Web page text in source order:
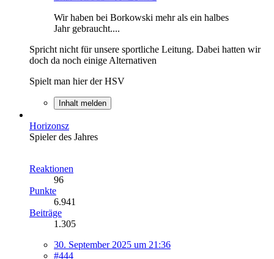
Wir haben bei Borkowski mehr als ein halbes
Jahr gebraucht....
Spricht nicht für unsere sportliche Leitung. Dabei hatten wir
doch da noch einige Alternativen
Spielt man hier der HSV
Inhalt melden
Horizonsz
Spieler des Jahres
Reaktionen
96
Punkte
6.941
Beiträge
1.305
30. September 2025 um 21:36
#444